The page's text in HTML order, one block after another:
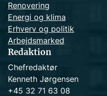
Renovering
Energi og klima
Erhverv og politik
Arbejdsmarked
Redaktion
Chefredaktør
Kenneth Jørgensen
+45 32 71 63 08